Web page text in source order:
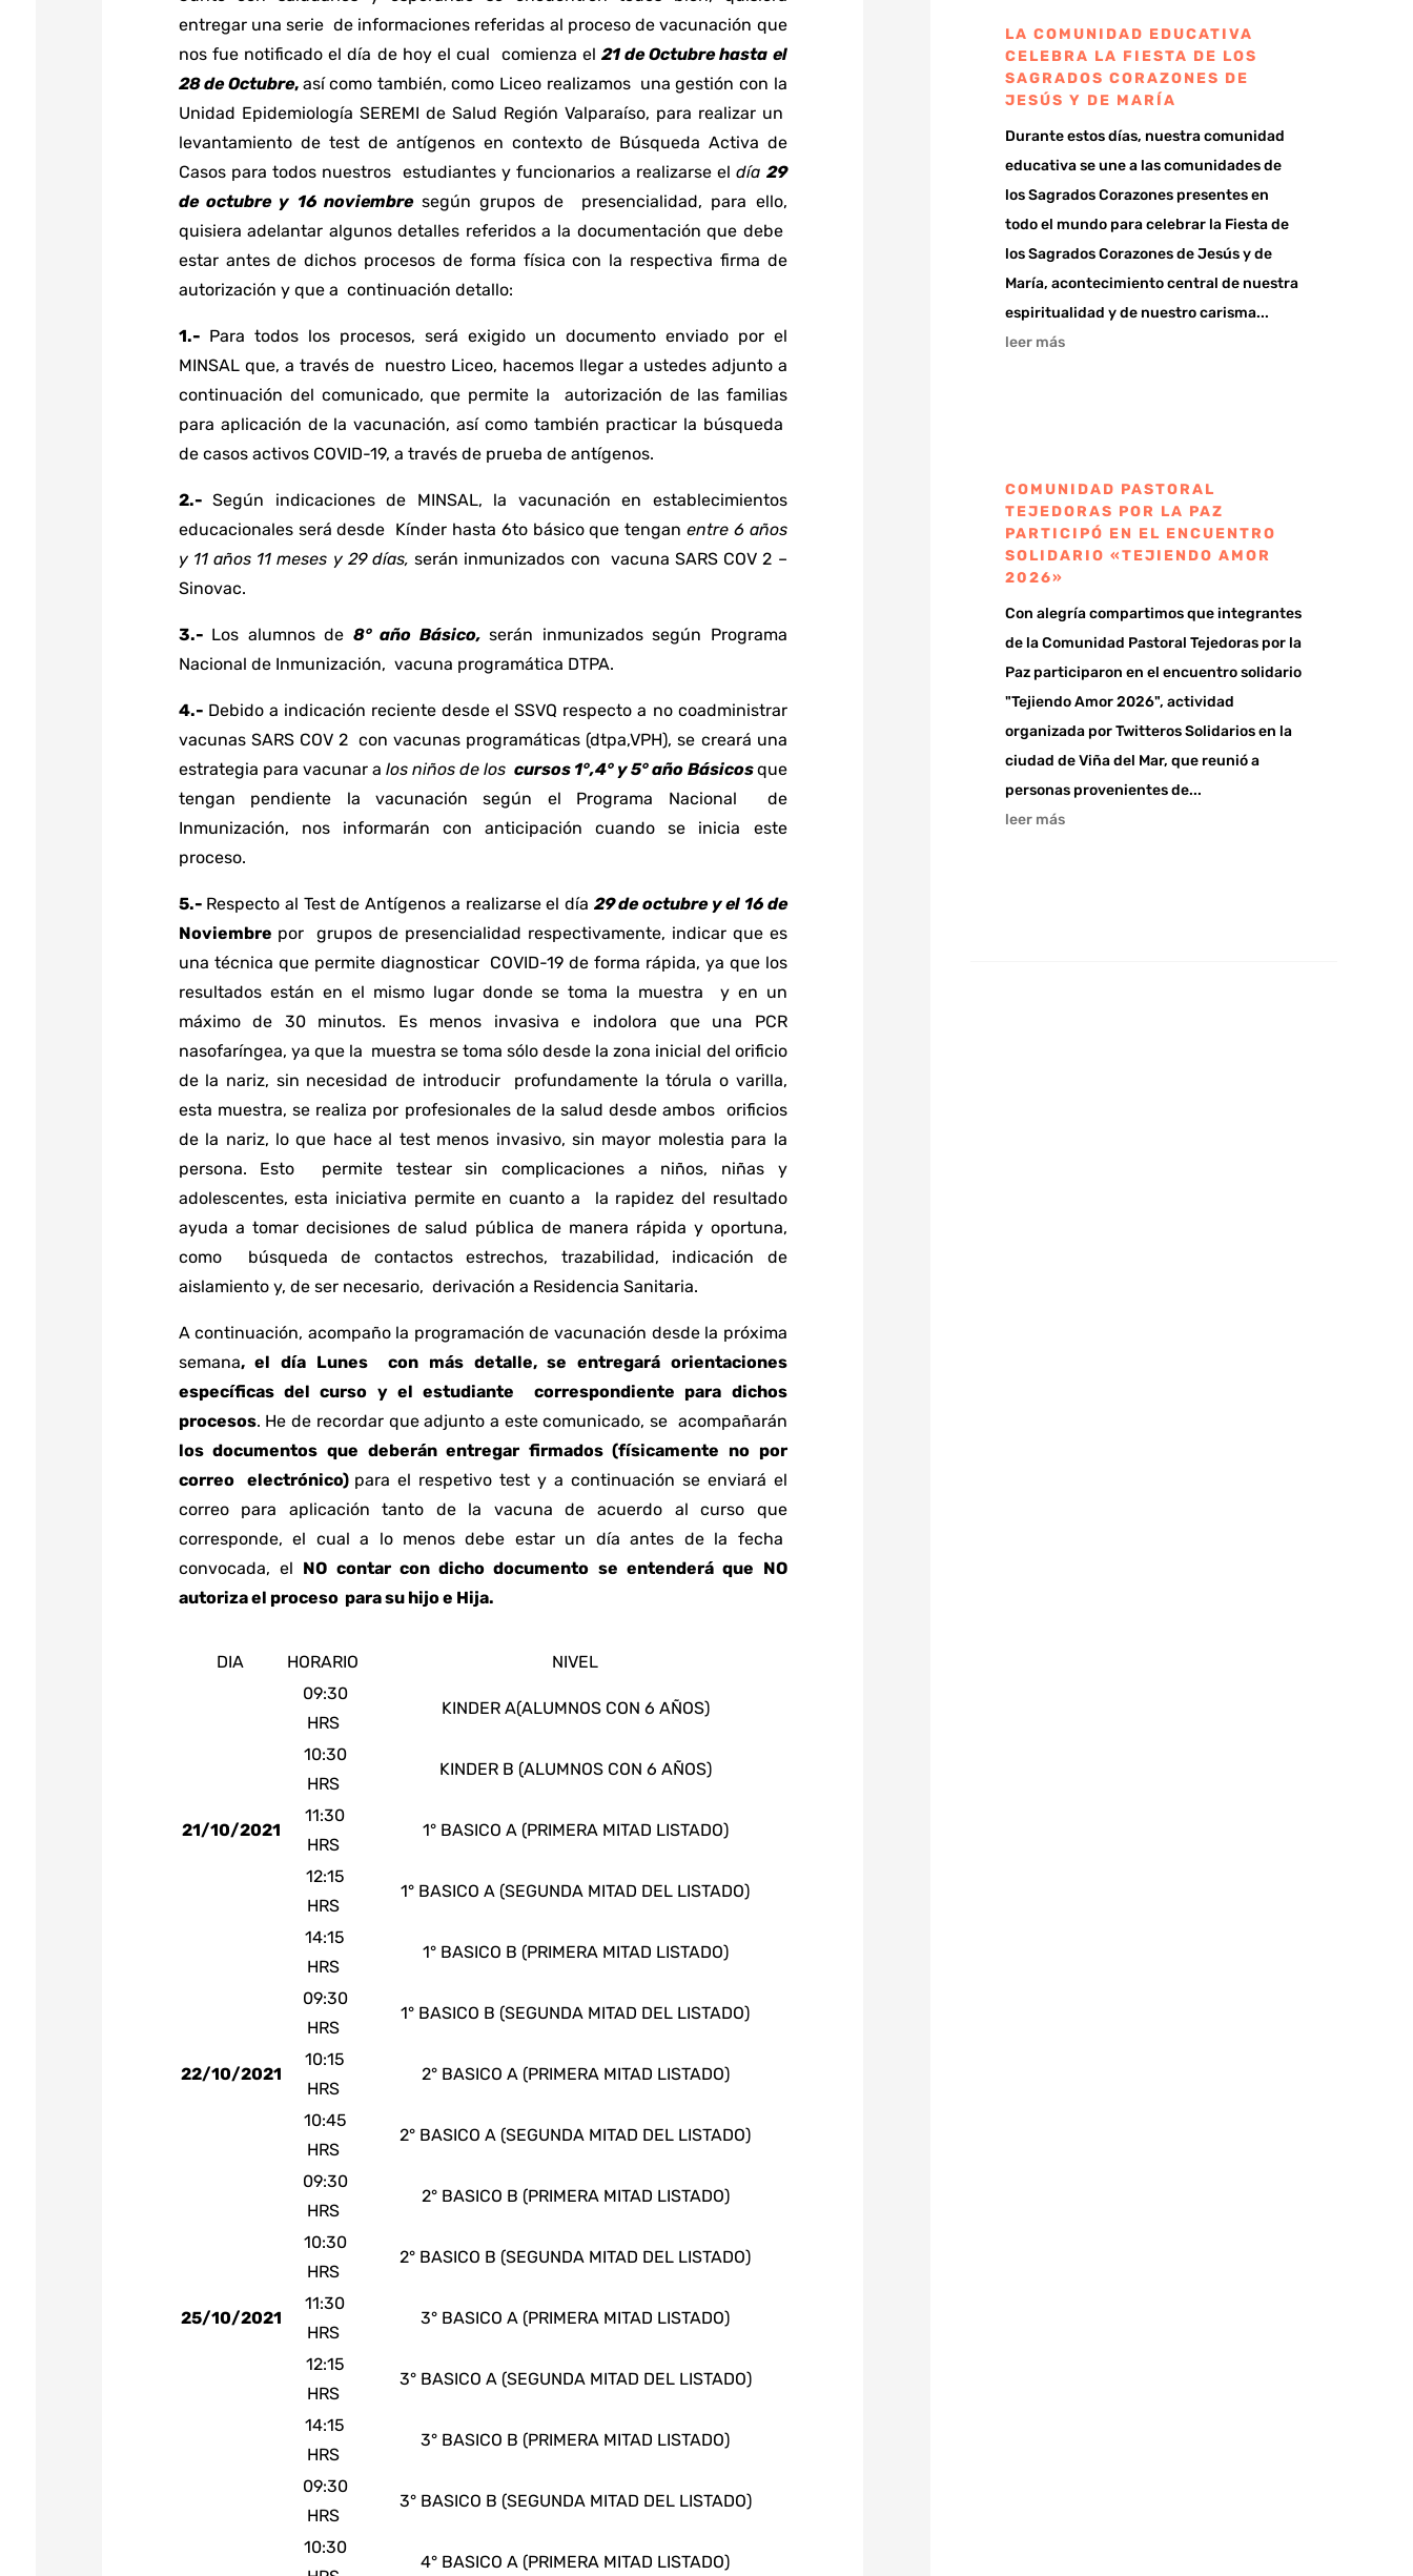
entregar una serie de informaciones referidas al proceso de vacunación que
nos fue notificado el día de hoy el cual comienza el 21 de Octubre hasta el
28 de Octubre, así como también, como Liceo realizamos una gestión con la
Unidad Epidemiología SEREMI de Salud Región Valparaíso, para realizar un
levantamiento de test de antígenos en contexto de Búsqueda Activa de
Casos para todos nuestros estudiantes y funcionarios a realizarse eldía 29
de octubre y 16 noviembre según grupos de presencialidad, para ello,
quisiera adelantar algunos detalles referidos a la documentación que debe
estar antes de dichos procesos de forma física con la respectiva firma de
autorización y que a continuación detallo:
1.- Para todos los procesos, será exigido un documento enviado por el
MINSAL que, a través de nuestro Liceo, hacemos llegar a ustedes adjunto a
continuación del comunicado, que permite la autorización de las familias
para aplicación de la vacunación, así como también practicar la búsqueda
de casos activos COVID-19, a través de prueba de antígenos.
2.-Según indicaciones de MINSAL, la vacunación en establecimientos
educacionales será desde Kínder hasta 6to básico que tengan entre 6 años
y 11 años 11 meses y 29 días,serán inmunizados con vacuna SARS COV 2 –
Sinovac.
3.- Los alumnos de 8° año Básico,serán inmunizados según Programa
Nacional de Inmunización, vacuna programática DTPA.
4.- Debido a indicación reciente desde el SSVQ respecto a no coadministrar
vacunas SARS COV 2 con vacunas programáticas (dtpa,VPH), se creará una
estrategia para vacunar a los niños de loscursos 1°,4° y 5° año Básicosque
tengan pendiente la vacunación según el Programa Nacional de
Inmunización, nos informarán con anticipación cuando se inicia este
proceso.
5.- Respecto al Test de Antígenos a realizarse el día 29 de octubre y el 16 de
Noviembre por grupos de presencialidad respectivamente, indicar que es
una técnica que permite diagnosticar COVID-19 de forma rápida, ya que los
resultados están en el mismo lugar donde se toma la muestra y en un
máximo de 30 minutos. Es menos invasiva e indolora que una PCR
nasofaríngea, ya que la muestra se toma sólo desde la zona inicial del orificio
de la nariz, sin necesidad de introducir profundamente la tórula o varilla,
esta muestra, se realiza por profesionales de la salud desde ambos orificios
de la nariz, lo que hace al test menos invasivo, sin mayor molestia para la
persona. Esto permite testear sin complicaciones a niños, niñas y
adolescentes, esta iniciativa permite en cuanto a la rapidez del resultado
ayuda a tomar decisiones de salud pública de manera rápida y oportuna,
como búsqueda de contactos estrechos, trazabilidad, indicación de
aislamiento y, de ser necesario, derivación a Residencia Sanitaria.
A continuación, acompaño la programación de vacunación desde la próxima
semana, el día Lunes con más detalle, se entregará orientaciones
específicas del curso y el estudiante correspondiente para dichos
procesos. He de recordar que adjunto a este comunicado, se acompañarán
los documentos que deberán entregar firmados (físicamente no por
correo electrónico) para el respetivo test y a continuación se enviará el
correo para aplicación tanto de la vacuna de acuerdo al curso que
corresponde, el cual a lo menos debe estar un día antes de la fecha
convocada, el NO contar con dicho documento se entenderá que NO
autoriza el proceso para su hijo e Hija.
DIA HORARIO NIVEL
21/10/2021
09:30
HRS
KINDER A(ALUMNOS CON 6 AÑOS)
10:30
HRS
KINDER B (ALUMNOS CON 6 AÑOS)
11:30
HRS
1° BASICO A (PRIMERA MITAD LISTADO)
12:15
HRS
1° BASICO A (SEGUNDA MITAD DEL LISTADO)
14:15
HRS
1° BASICO B (PRIMERA MITAD LISTADO)
22/10/2021
09:30
HRS
1° BASICO B (SEGUNDA MITAD DEL LISTADO)
10:15
HRS
2° BASICO A (PRIMERA MITAD LISTADO)
10:45
HRS
2° BASICO A (SEGUNDA MITAD DEL LISTADO)
25/10/2021
09:30
HRS
2° BASICO B (PRIMERA MITAD LISTADO)
10:30
HRS
2° BASICO B (SEGUNDA MITAD DEL LISTADO)
11:30
HRS
3° BASICO A (PRIMERA MITAD LISTADO)
12:15
HRS
3° BASICO A (SEGUNDA MITAD DEL LISTADO)
14:15
HRS
3° BASICO B (PRIMERA MITAD LISTADO)
09:30
HRS
3° BASICO B (SEGUNDA MITAD DEL LISTADO)
10:30
4° BASICO A (PRIMERA MITAD LISTADO)
LA COMUNIDAD EDUCATIVA
CELEBRA LA FIESTA DE LOS
SAGRADOS CORAZONES DE
JESÚS Y DE MARÍA
Durante estos días, nuestra comunidad
educativa se une a las comunidades de
los Sagrados Corazones presentes en
todo el mundo para celebrar la Fiesta de
los Sagrados Corazones de Jesús y de
María, acontecimiento central de nuestra
espiritualidad y de nuestro carisma...
leer más
COMUNIDAD PASTORAL
TEJEDORAS POR LA PAZ
PARTICIPÓ EN EL ENCUENTRO
SOLIDARIO «TEJIENDO AMOR
2026»
Con alegría compartimos que integrantes
de la Comunidad Pastoral Tejedoras por la
Paz participaron en el encuentro solidario
"Tejiendo Amor 2026", actividad
organizada por Twitteros Solidarios en la
ciudad de Viña del Mar, que reunió a
personas provenientes de...
leer más